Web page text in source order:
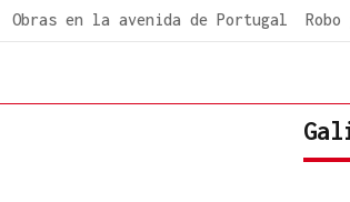
Obras en la avenida de Portugal